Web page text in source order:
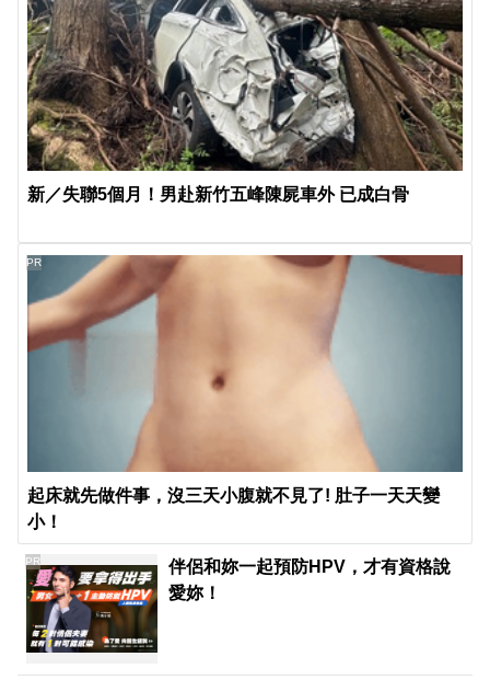
新／失聯5個月！男赴新竹五峰陳屍車外 已成白骨
起床就先做件事，沒三天小腹就不見了! 肚子一天天變
小！
PR
伴侶和妳一起預防HPV，才有資格說
愛妳！
PR